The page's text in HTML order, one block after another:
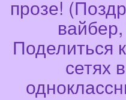
прозе!
Поделиться
сетях